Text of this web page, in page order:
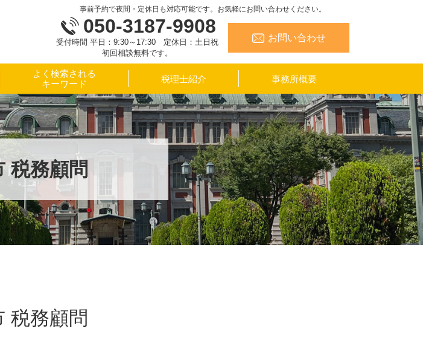
税務顧問
事前予約で夜間・定休日も対応可能です。お気軽にお問い合わせください。
050-3187-9908
受付時間 平日：9:30～17:30 定休日：土日祝
初回相談無料です。
お問い合わせ
よく検索される
キーワード
税理士紹介 事務所概要
税務顧問